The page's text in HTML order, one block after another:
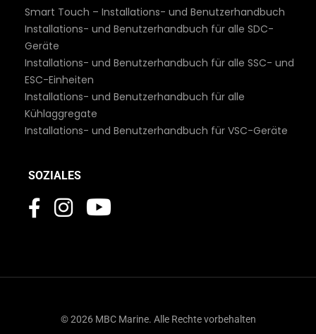
Smart Touch – Installations- und Benutzerhandbuch
Installations- und Benutzerhandbuch für alle SDC-
Geräte
Installations- und Benutzerhandbuch für alle SSC- und
ESC-Einheiten
Installations- und Benutzerhandbuch für alle
Kühlaggregate
Installations- und Benutzerhandbuch für VSC-Geräte
SOZIALES
© 2026 MBC Marine. Alle Rechte vorbehalten